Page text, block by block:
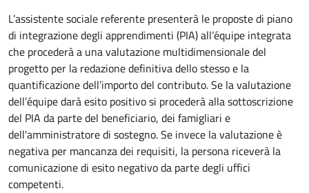
L’assistente sociale referente presenterà le proposte di piano
di integrazione degli apprendimenti (PIA) all’équipe integrata
che procederà a una valutazione multidimensionale del
progetto per la redazione definitiva dello stesso e la
quantificazione dell’importo del contributo. Se la valutazione
dell’équipe darà esito positivo si procederà alla sottoscrizione
del PIA da parte del beneficiario, dei famigliari e
dell'amministratore di sostegno. Se invece la valutazione è
negativa per mancanza dei requisiti, la persona riceverà la
comunicazione di esito negativo da parte degli uffici
competenti.